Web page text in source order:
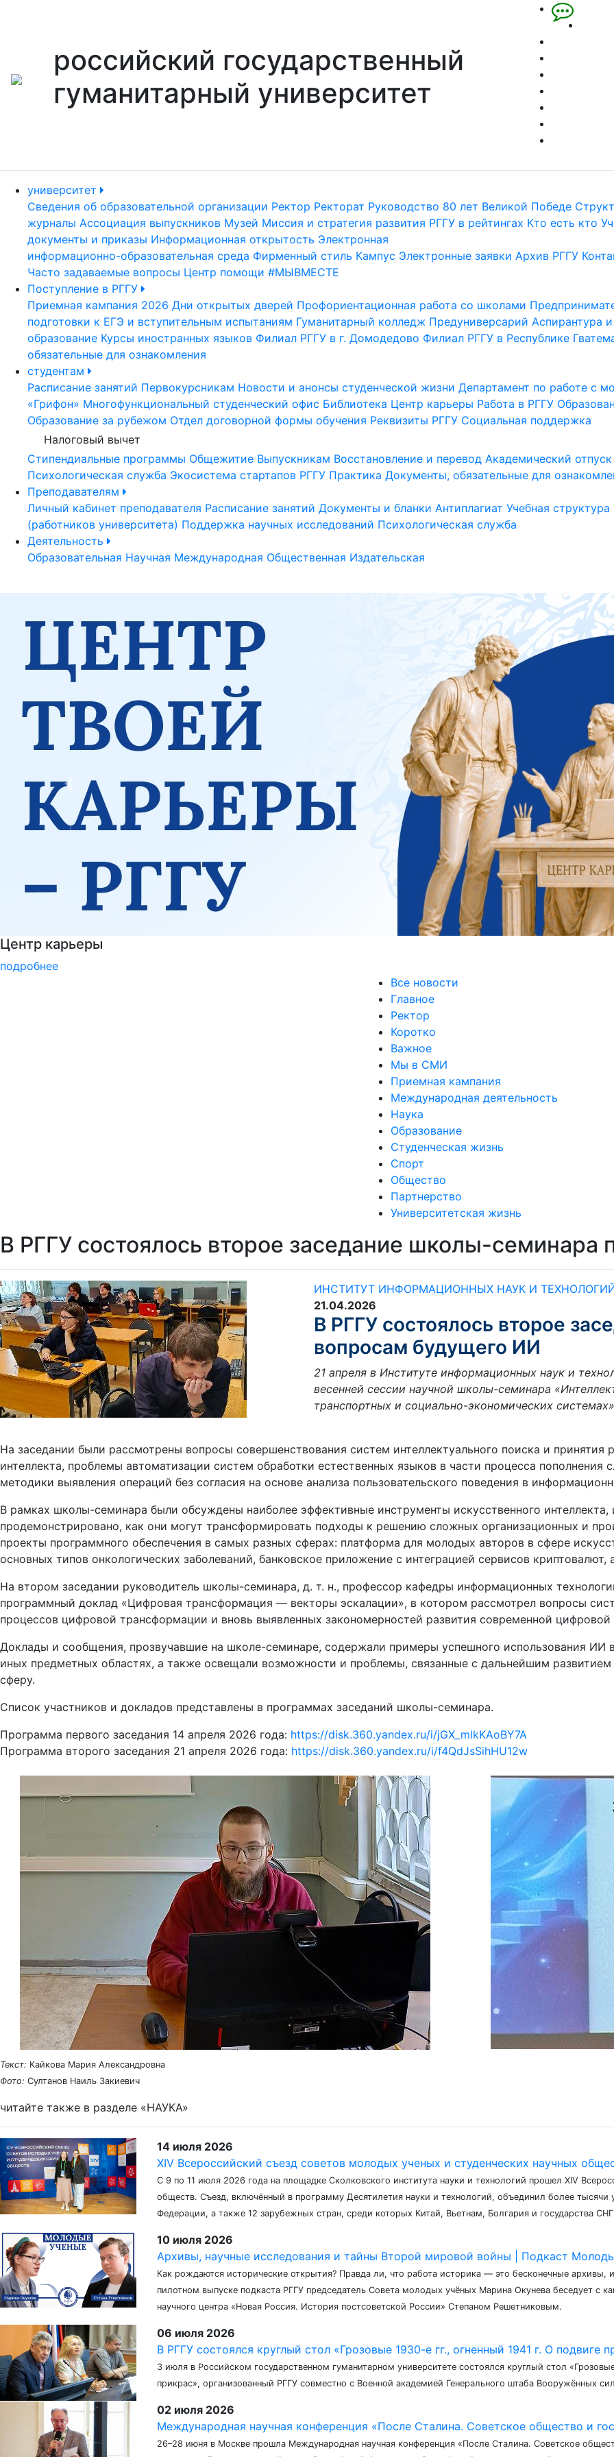
российский государственный
гуманитарный университет
университет
Сведения об образовательной организации Ректор Ректорат Руководство 80 лет Великой Победе
журналы Ассоциация выпускников Музей Миссия и стратегия развития РГГУ в рейтингах Кто есть кто
документы и приказы Информационная открытость Электронная
информационно-образовательная среда Фирменный стиль Кампус Электронные заявки Архив РГГУ
Часто задаваемые вопросы Центр помощи #МЫВМЕСТЕ
Поступление в РГГУ
Приемная кампания 2026 Дни открытых дверей Профориентационная работа со школами
подготовки к ЕГЭ и вступительным испытаниям Гуманитарный колледж Предуниверсарий Аспирантура
образование Курсы иностранных языков Филиал РГГУ в г. Домодедово Филиал РГГУ в Республике
обязательные для ознакомления
студентам
Расписание занятий Первокурсникам Новости и анонсы студенческой жизни Департамент по работе с
«Грифон» Многофункциональный студенческий офис Библиотека Центр карьеры Работа в РГГУ
Образование за рубежом Отдел договорной формы обучения Реквизиты РГГУ Социальная поддержка
Налоговый вычет
Стипендиальные программы Общежитие Выпускникам Восстановление и перевод Академический отпуск
Психологическая служба Экосистема стартапов РГГУ Практика Документы, обязательные для
Преподавателям
Личный кабинет преподавателя Расписание занятий Документы и бланки Антиплагиат Учебная структура
(работников университета) Поддержка научных исследований Психологическая служба
Деятельность
Образовательная Научная Международная Общественная Издательская
Войска беспилотных систем РФ
подробнее
Previous
Все новости
Главное
Ректор
Коротко
Важное
Мы в СМИ
Приемная кампания
Международная деятельность
Наука
Образование
Студенческая жизнь
Спорт
Общество
Партнерство
Университетская жизнь
В РГГУ состоялось второе заседание школы-
ИНСТИТУТ ИНФОРМАЦИОННЫХ НАУК И
21.04.2026
В РГГУ состоялось второе
вопросам будущего ИИ
21 апреля в Институте информационных наук и
весенней сессии научной школы-семинара
транспортных и социально-экономических
На заседании были рассмотрены вопросы совершенствования систем интеллектуального поиска и принятия
интеллекта, проблемы автоматизации систем обработки естественных языков в части процесса пополнения
методики выявления операций без согласия на основе анализа пользовательского поведения в
В рамках школы-семинара были обсуждены наиболее эффективные инструменты искусственного интеллекта,
продемонстрировано, как они могут трансформировать подходы к решению сложных организационных и
проекты программного обеспечения в самых разных сферах: платформа для молодых авторов в сфере
основных типов онкологических заболеваний, банковское приложение с интеграцией сервисов
На втором заседании руководитель школы-семинара, д. т. н., профессор кафедры информационных
программный доклад «Цифровая трансформация — векторы эскалации», в котором рассмотрел вопросы
процессов цифровой трансформации и вновь выявленных закономерностей развития современной цифровой
Доклады и сообщения, прозвучавшие на школе-семинаре, содержали примеры успешного использования ИИ
иных предметных областях, а также освещали возможности и проблемы, связанные с дальнейшим
сферу.
Список участников и докладов представлены в программах заседаний школы-семинара.
Программа первого заседания 14 апреля 2026 года: https://disk.360.yandex.ru/i/jGX_mlkKAoBY7A
Программа второго заседания 21 апреля 2026 года: https://disk.360.yandex.ru/i/f4QdJsSihHU12w
Текст: Кайкова Мария Александровна
Фото: Султанов Наиль Закиевич
читайте также в разделе «НАУКА»
14 июля 2026
XIV Всероссийский съезд советов молодых ученых и студенческих научных
С 9 по 11 июля 2026 года на площадке Сколковского института науки и технологий прошел XIV
обществ. Съезд, включённый в программу Десятилетия науки и технологий, объединил более тысячи
Федерации, а также 12 зарубежных стран, среди которых Китай, Вьетнам, Болгария и государства
10 июля 2026
Архивы, научные исследования и тайны Второй мировой войны | Подкаст
Как рождаются исторические открытия? Правда ли, что работа историка — это бесконечные
пилотном выпуске подкаста РГГУ председатель Совета молодых учёных Марина Окунева беседует с
научного центра «Новая Россия. История постсоветской России» Степаном Решетниковым.
06 июля 2026
В РГГУ состоялся круглый стол «Грозовые 1930-е гг., огненный 1941 г. О подвиге
3 июля в Российском государственном гуманитарном университете состоялся круглый стол
прикрас», организованный РГГУ совместно с Военной академией Генерального штаба Вооружённых
02 июля 2026
Международная научная конференция «После Сталина. Советское общество и
26–28 июня в Москве прошла Международная научная конференция «После Сталина. Советское